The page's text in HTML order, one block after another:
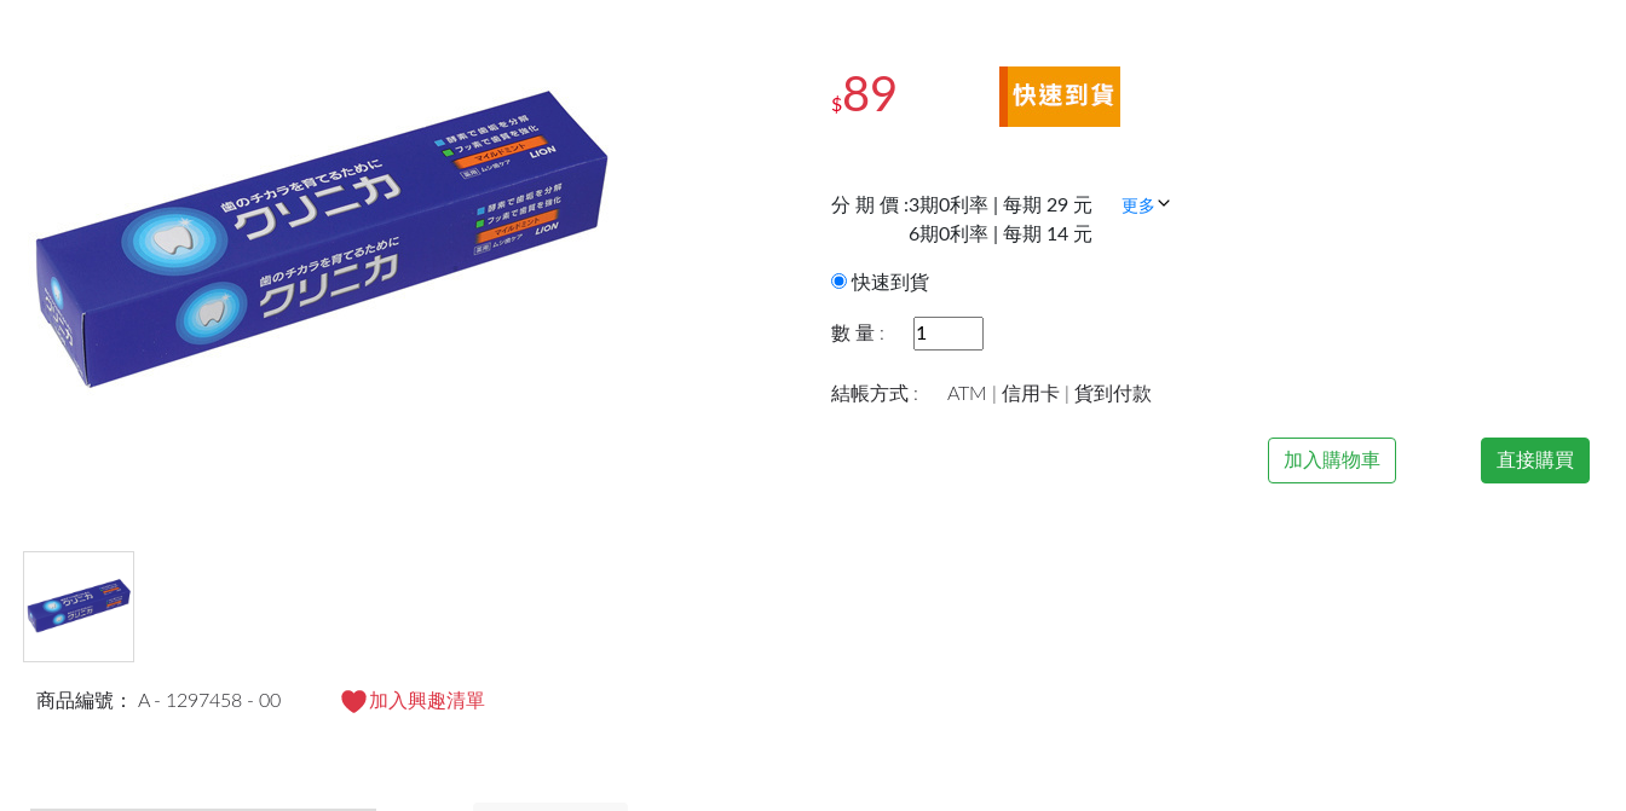
商品編號： A - 1297458 - 00 加入興趣清單
$89
分 期 價 :3期0利率 | 每期 29 元
6期0利率 | 每期 14 元
更多
快速到貨
數 量 :
結帳方式 : ATM | 信用卡 | 貨到付款
加入購物車 直接購買